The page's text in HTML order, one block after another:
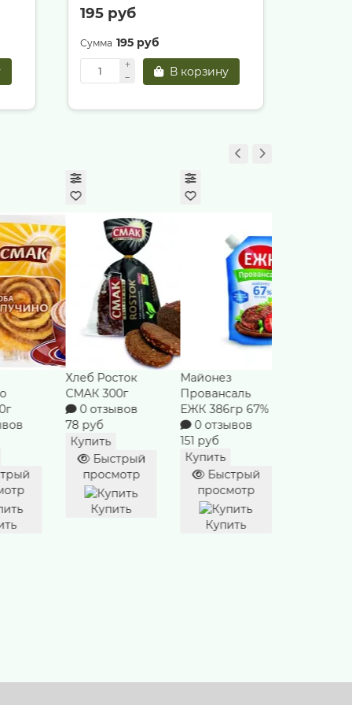
195 руб
195 руб
В корзину
Хлеб Росток
СМАК 300г
0 отзывов
78 руб
Купить
Быстрый
просмотр
Купить
Майонез
Провансаль
ЕЖК 386гр 67%
0 отзывов
151 руб
Купить
Быстрый
просмотр
Купить